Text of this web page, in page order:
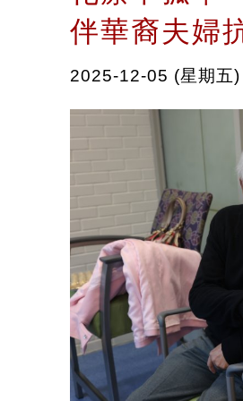
伴華裔夫婦
2025-12-05 (星期五)